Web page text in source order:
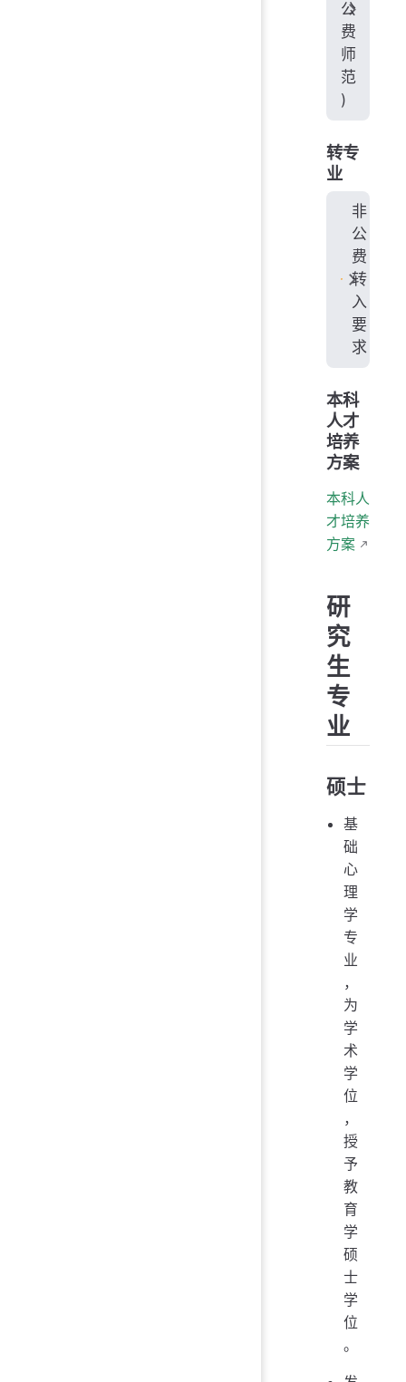
公
费
师
范
)
转专
业
非
公
费
转
入
要
求
本科
人才
培养
方案
本科人
才培养
方案
研
究
生
专
业
硕士
基
础
心
理
学
专
业
，
为
学
术
学
位
，
授
予
教
育
学
硕
士
学
位
。